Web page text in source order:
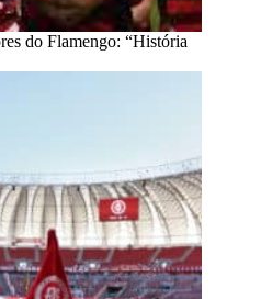
do Flamengo: “História